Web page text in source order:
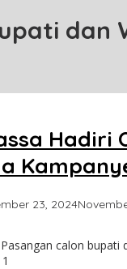
dan
Hadiri
23, 2024
calon bupati